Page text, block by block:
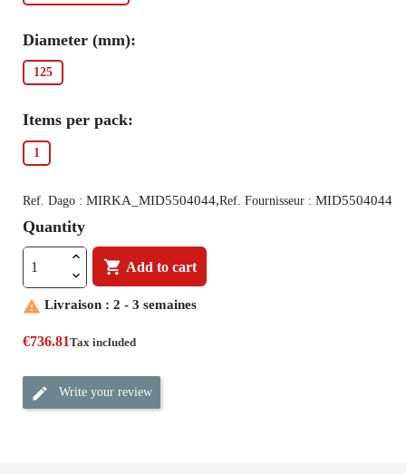
Diameter (mm):
125
Items per pack:
1
Ref. Dago : MIRKA_MID5504044,Ref. Fournisseur : MID5504044
Quantity
 Add to cart
 Livraison : 2 - 3 semaines
€736.81Tax included
Write your review